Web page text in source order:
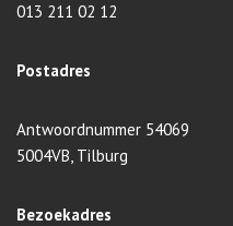
013 211 02 12
Postadres
Antwoordnummer 54069
5004VB, Tilburg
Bezoekadres